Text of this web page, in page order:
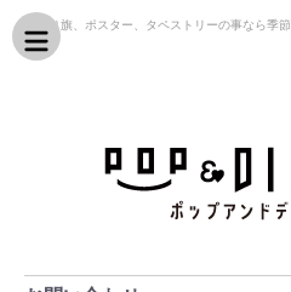
のぼり旗、ポスター、タペストリーの事なら季
プレイ